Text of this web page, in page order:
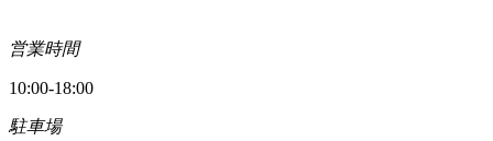
営業時間
10:00-18:00
駐車場